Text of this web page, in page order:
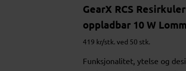
GearX RCS
oppladbar 10 W
419 kr/stk. ved 50 stk.
Funksjonalitet, ytelse og